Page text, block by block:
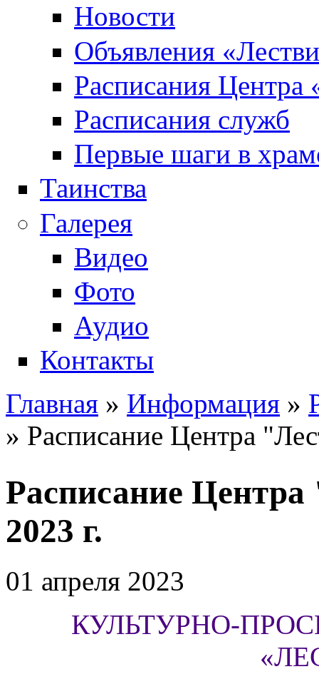
Новости
Объявления
Расписания Центра
Расписания служб
Первые шаги в
Таинства
Галерея
Видео
Фото
Аудио
Контакты
Вы здесь
Главная » Информация »
» Расписание Центра
Расписание
2023 г.
01 апреля 2023
КУЛЬТУРНО-